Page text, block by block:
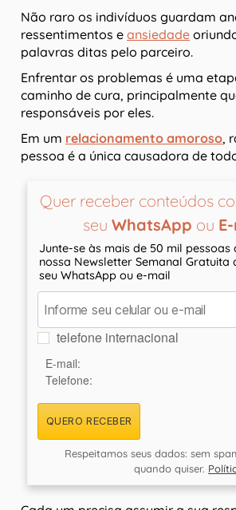
Não raro os indivíduos guardam
ressentimentos e ansiedade
palavras ditas pelo parceiro.
Enfrentar os problemas é uma
caminho de cura, principalmente
responsáveis por eles.
Em um relacionamento amoroso,
pessoa é a única causadora de
Quer receber conteúdos
seu WhatsApp ou
Junte-se às mais de 50 mil pessoas
nossa Newsletter Semanal Gratuita
seu WhatsApp ou e-mail
telefone internacional
E-mail:
Telefone:
QUERO RECEBER
Respeitamos seus dados: sem
quando quiser.